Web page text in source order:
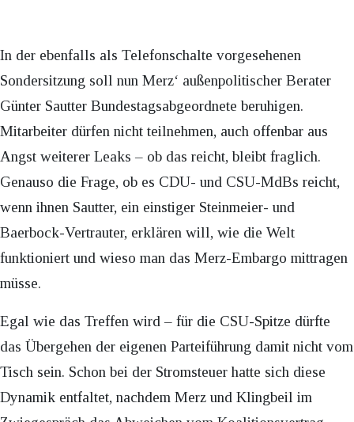
In der ebenfalls als Telefonschalte vorgesehenen
Sondersitzung soll nun Merz‘ außenpolitischer Berater
Günter Sautter Bundestagsabgeordnete beruhigen.
Mitarbeiter dürfen nicht teilnehmen, auch offenbar aus
Angst weiterer Leaks – ob das reicht, bleibt fraglich.
Genauso die Frage, ob es CDU- und CSU-MdBs reicht,
wenn ihnen Sautter, ein einstiger Steinmeier- und
Baerbock-Vertrauter, erklären will, wie die Welt
funktioniert und wieso man das Merz-Embargo mittragen
müsse.
Egal wie das Treffen wird – für die CSU-Spitze dürfte
das Übergehen der eigenen Parteiführung damit nicht vom
Tisch sein. Schon bei der Stromsteuer hatte sich diese
Dynamik entfaltet, nachdem Merz und Klingbeil im